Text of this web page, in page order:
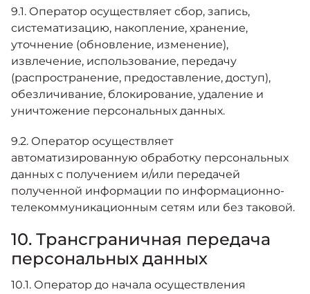
9.1. Оператор осуществляет сбор, запись,
систематизацию, накопление, хранение,
уточнение (обновление, изменение),
извлечение, использование, передачу
(распространение, предоставление, доступ),
обезличивание, блокирование, удаление и
уничтожение персональных данных.
9.2. Оператор осуществляет
автоматизированную обработку персональных
данных с получением и/или передачей
полученной информации по информационно-
телекоммуникационным сетям или без таковой.
10. Трансграничная передача
персональных данных
10.1. Оператор до начала осуществления